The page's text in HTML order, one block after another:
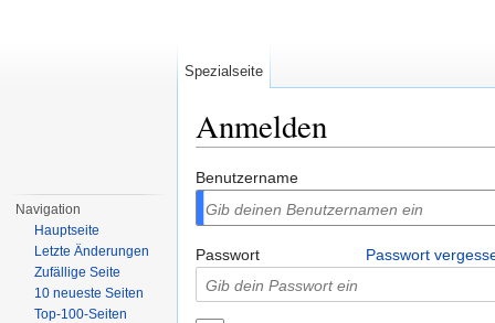
Anmelden
Benutzername
Passwort Passwort
Spezialseite
Navigation
Hauptseite
Letzte Änderungen
Zufällige Seite
10 neueste Seiten
Top-100-Seiten